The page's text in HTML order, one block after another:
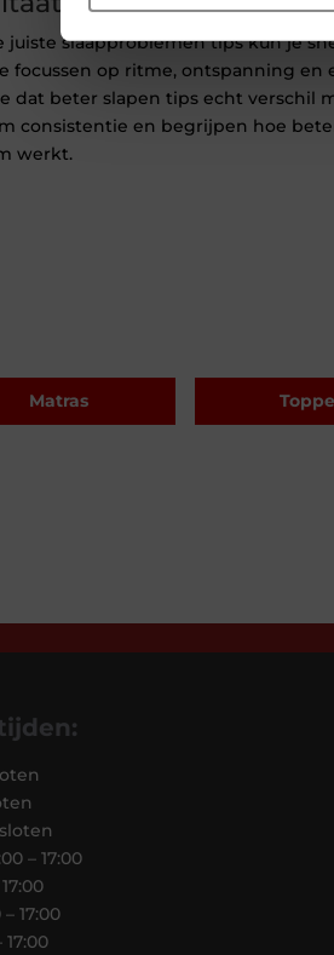
juiste slaapproblemen tips kun je
focussen op ritme, ontspanning en
dat beter slapen tips echt verschil
consistentie en begrijpen hoe
werkt.
Matras
– 17:00
17:00
17:00